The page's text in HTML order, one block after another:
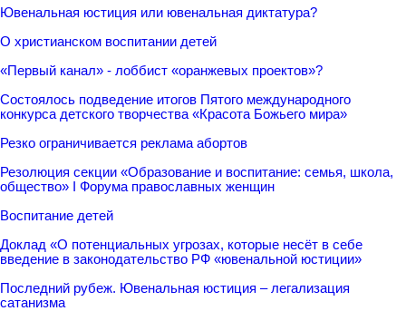
Ювенальная юстиция или ювенальная диктатура?
О христианском воспитании детей
«Первый канал» - лоббист «оранжевых проектов»?
Состоялось подведение итогов Пятого международного
конкурса детского творчества «Красота Божьего мира»
Резко ограничивается реклама абортов
Резолюция секции «Образование и воспитание: семья, школа,
общество» I Форума православных женщин
Воспитание детей
Доклад «О потенциальных угрозах, которые несёт в себе
введение в законодательство РФ «ювенальной юстиции»
Последний рубеж. Ювенальная юстиция – легализация
сатанизма